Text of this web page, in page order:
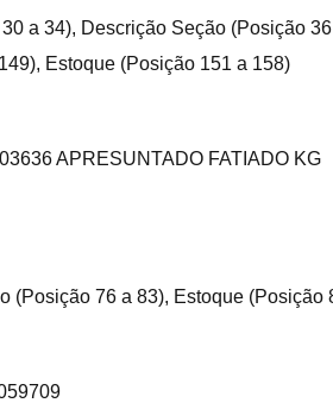
a 34), Descrição Seção (Posição
Estoque (Posição 151 a 158)
APRESUNTADO FATIADO KG
(Posição 76 a 83), Estoque (Posição